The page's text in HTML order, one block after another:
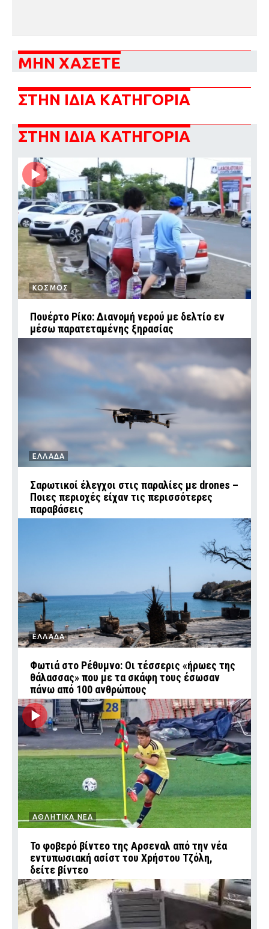
ΜΗΝ ΧΑΣΕΤΕ
ΣΤΗΝ ΙΔΙΑ ΚΑΤΗΓΟΡΙΑ
ΣΤΗΝ ΙΔΙΑ ΚΑΤΗΓΟΡΙΑ
ΚΟΣΜΟΣ
Πουέρτο Ρίκο: Διανομή νερού με δελτίο εν
μέσω παρατεταμένης ξηρασίας
ΕΛΛΑΔΑ
Σαρωτικοί έλεγχοι στις παραλίες με drones –
Ποιες περιοχές είχαν τις περισσότερες
παραβάσεις
ΕΛΛΑΔΑ
Φωτιά στο Ρέθυμνο: Οι τέσσερις «ήρωες της
θάλασσας» που με τα σκάφη τους έσωσαν
πάνω από 100 ανθρώπους
ΑΘΛΗΤΙΚΑ ΝΕΑ
Το φοβερό βίντεο της Αρσεναλ από την νέα
εντυπωσιακή ασίστ του Χρήστου Τζόλη,
δείτε βίντεο